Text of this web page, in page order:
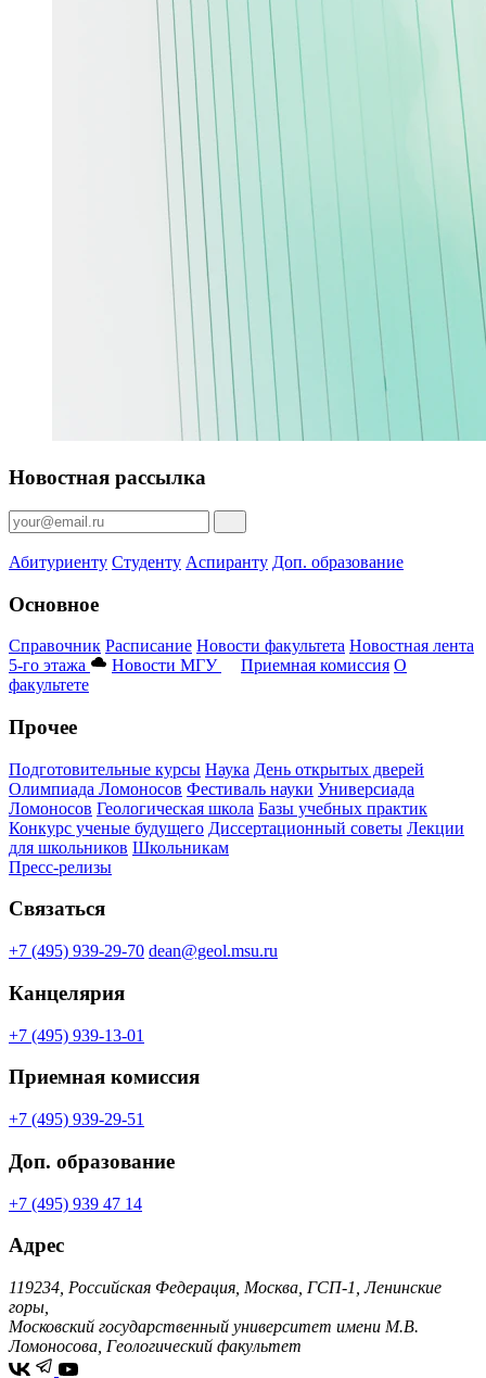
Новостная рассылка
Абитуриенту Студенту Аспиранту Доп. образование
Основное
Справочник Расписание Новости факультета Новостная лента
5-го этажа
Новости МГУ Приемная комиссия О
факультете
Прочее
Подготовительные курсы Наука День открытых дверей
Олимпиада Ломоносов Фестиваль науки Универсиада
Ломоносов Геологическая школа Базы учебных практик
Конкурс ученые будущего Диссертационный советы Лекции
для школьников Школьникам
Пресс-релизы
Связаться
+7 (495) 939-29-70 dean@geol.msu.ru
Канцелярия
+7 (495) 939-13-01
Приемная комиссия
+7 (495) 939-29-51
Доп. образование
+7 (495) 939 47 14
Адрес
119234, Российская Федерация, Москва, ГСП-1, Ленинские
горы,
Московский государственный университет имени М.В.
Ломоносова, Геологический факультет